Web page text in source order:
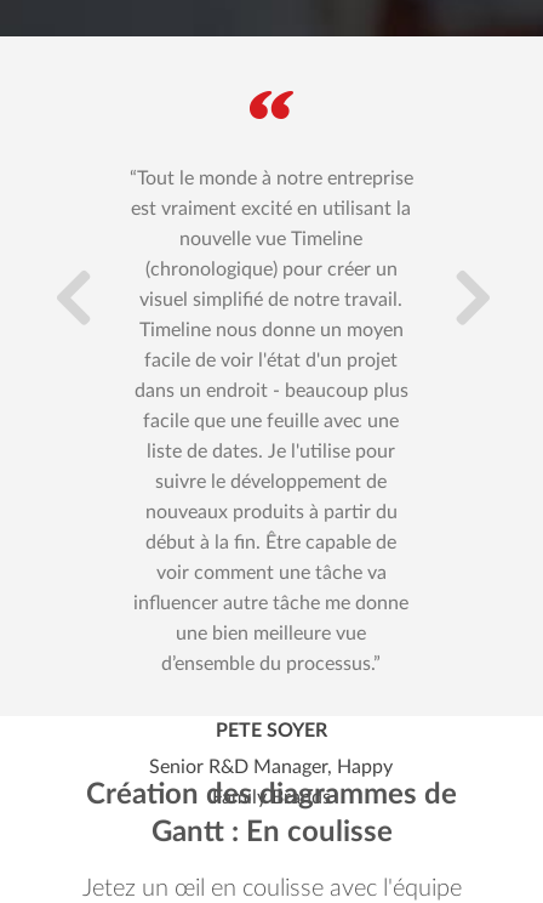
Tout le monde à notre entreprise
est vraiment excité en utilisant la
nouvelle vue Timeline
(chronologique) pour créer un
visuel simplifié de notre travail.
Timeline nous donne un moyen
facile de voir l'état d'un projet
dans un endroit - beaucoup plus
facile que une feuille avec une
liste de dates. Je l'utilise pour
suivre le développement de
nouveaux produits à partir du
début à la fin. Être capable de
voir comment une tâche va
influencer autre tâche me donne
une bien meilleure vue
d’ensemble du processus.
PETE SOYER
Senior R&D Manager, Happy
Family Brands
Création des diagrammes de
Gantt : En coulisse
Jetez un œil en coulisse avec l'équipe